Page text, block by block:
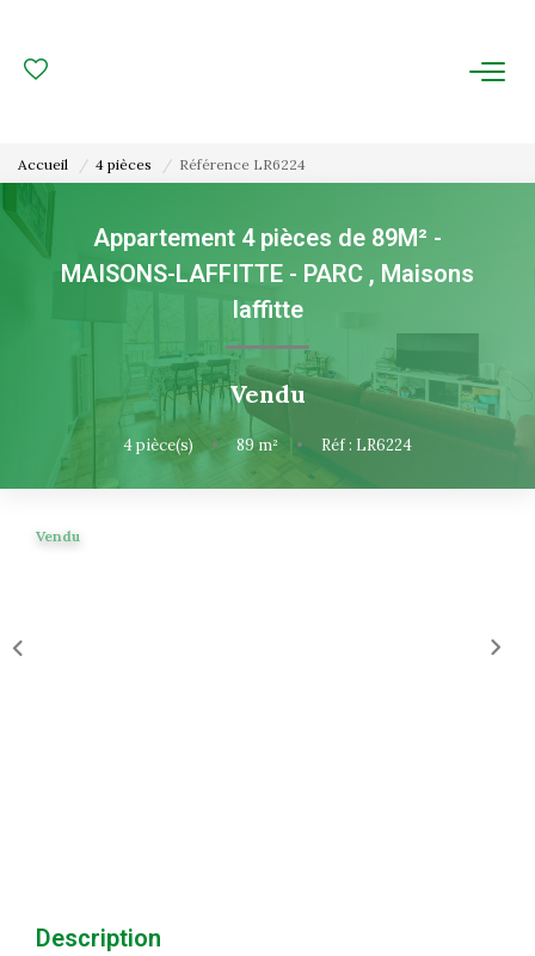
FAIRE GÉRER
Gestion Locative
Gestion De Copropriété
NOUS CONNAITRE
Extranet Vendeur/acquéreur
Accueil 4 pièces Référence LR6224
Appartement 4 pièces de 89M² -
MAISONS-LAFFITTE - PARC , Maisons
laffitte
Vendu
4pièce(s) • 89m² • Réf : LR6224
Vendu
Description